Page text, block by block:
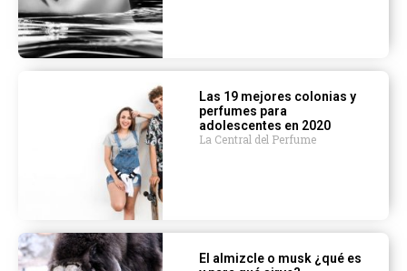
Las 19 mejores colonias y
perfumes para
adolescentes en 2020
La Central del Perfume
El almizcle o musk ¿qué es